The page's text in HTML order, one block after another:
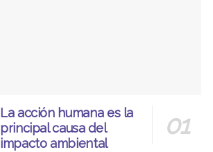
La acción humana es la
principal causa del
impacto ambiental